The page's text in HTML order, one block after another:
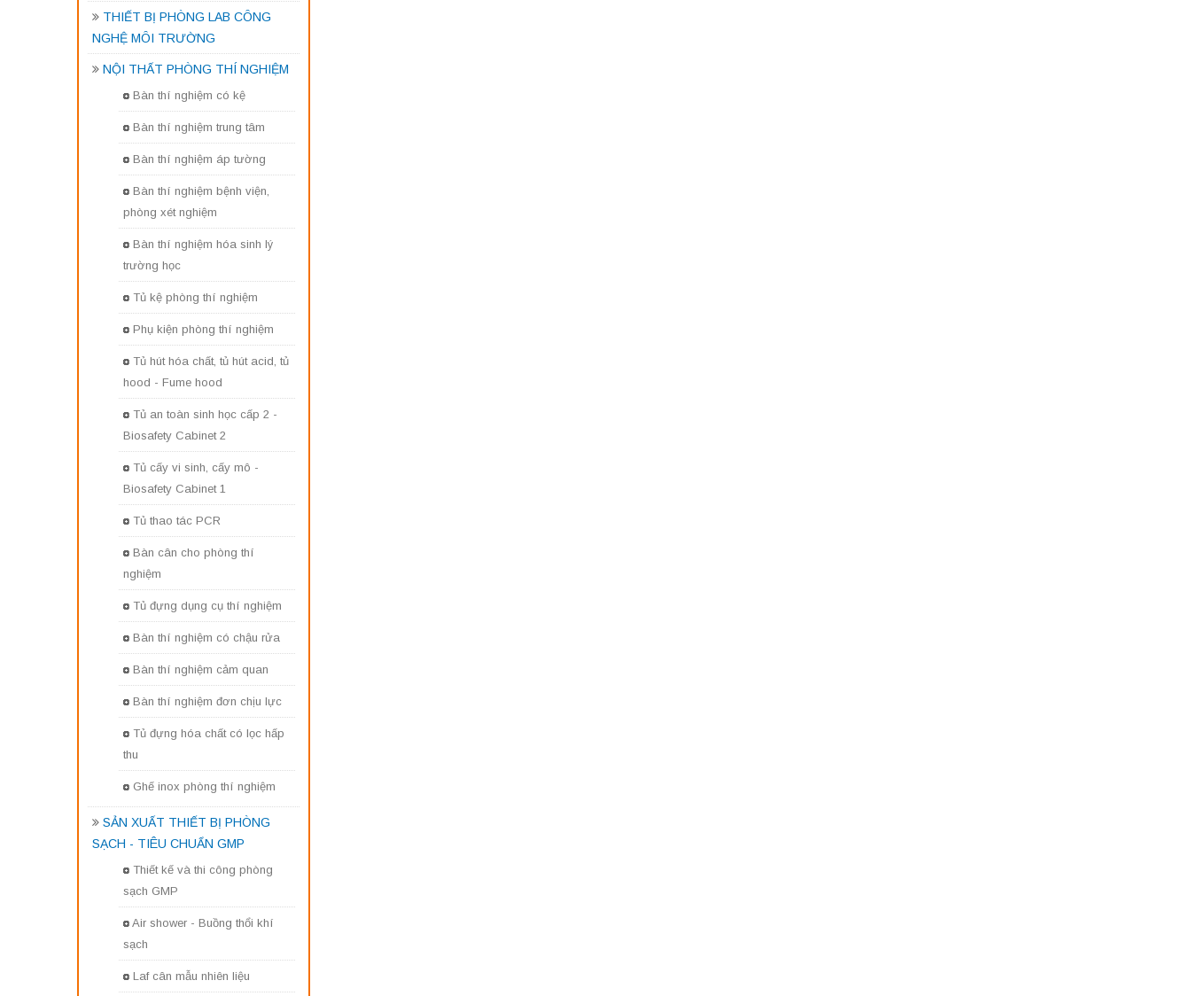
THIẾT BỊ PHÒNG LAB CÔNG
NGHỆ MÔI TRƯỜNG
NỘI THẤT PHÒNG THÍ NGHIỆM
Bàn thí nghiệm có kệ
Bàn thí nghiệm trung tâm
Bàn thí nghiệm áp tường
Bàn thí nghiệm bệnh viện,
phòng xét nghiệm
Bàn thí nghiệm hóa sinh lý
trường học
Tủ kệ phòng thí nghiệm
Phụ kiện phòng thí nghiệm
Tủ hút hóa chất, tủ hút acid, tủ
hood - Fume hood
Tủ an toàn sinh học cấp 2 -
Biosafety Cabinet 2
Tủ cấy vi sinh, cấy mô -
Biosafety Cabinet 1
Tủ thao tác PCR
Bàn cân cho phòng thí
nghiệm
Tủ đựng dụng cụ thí nghiệm
Bàn thí nghiệm có chậu rửa
Bàn thí nghiệm cảm quan
Bàn thí nghiệm đơn chịu lực
Tủ đựng hóa chất có lọc hấp
thu
Ghế inox phòng thí nghiệm
SẢN XUẤT THIẾT BỊ PHÒNG
SẠCH - TIÊU CHUẨN GMP
Thiết kế và thi công phòng
sạch GMP
Air shower - Buồng thổi khí
sạch
Laf cân mẫu nhiên liệu